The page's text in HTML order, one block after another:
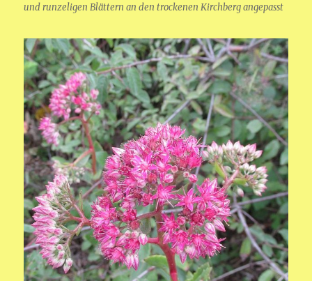
und runzeligen Blättern an den trockenen Kirchberg angepasst